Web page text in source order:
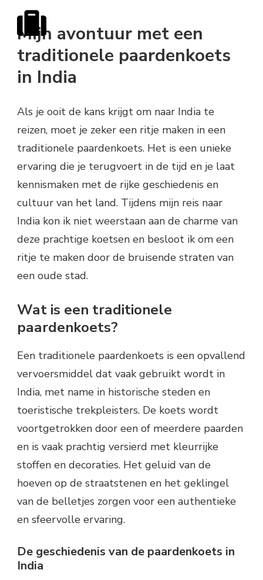
Mijn avontuur met een
traditionele paardenkoets
in India
Als je ooit de kans krijgt om naar India te
reizen, moet je zeker een ritje maken in een
traditionele paardenkoets. Het is een unieke
ervaring die je terugvoert in de tijd en je laat
kennismaken met de rijke geschiedenis en
cultuur van het land. Tijdens mijn reis naar
India kon ik niet weerstaan aan de charme van
deze prachtige koetsen en besloot ik om een
ritje te maken door de bruisende straten van
een oude stad.
Wat is een traditionele
paardenkoets?
Een traditionele paardenkoets is een opvallend
vervoersmiddel dat vaak gebruikt wordt in
India, met name in historische steden en
toeristische trekpleisters. De koets wordt
voortgetrokken door een of meerdere paarden
en is vaak prachtig versierd met kleurrijke
stoffen en decoraties. Het geluid van de
hoeven op de straatstenen en het geklingel
van de belletjes zorgen voor een authentieke
en sfeervolle ervaring.
De geschiedenis van de paardenkoets in
India